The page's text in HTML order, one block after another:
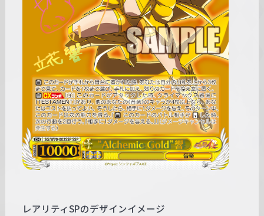
レアリティSPのデザインイメージ